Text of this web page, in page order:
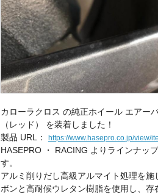
カローラクロス の純正ホイール エアー
（レッド） を装着しました！
製品 URL：
https://www.hasepro.co.jp/view/
HASEPRO ・ RACING よりラインナッ
す。
アルミ削りだし高級アルマイト処理を
ボンと高耐候ウレタン樹脂を使用し、存